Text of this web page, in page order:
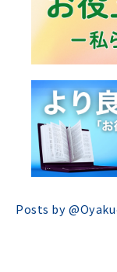
Posts by @